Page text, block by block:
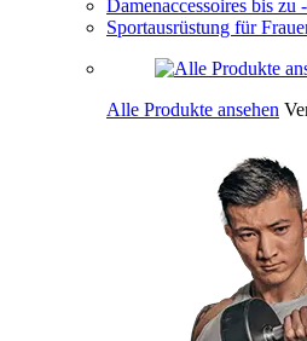
Damenaccessoires bis zu
Sportausrüstung für
Alle Produkte ansehen